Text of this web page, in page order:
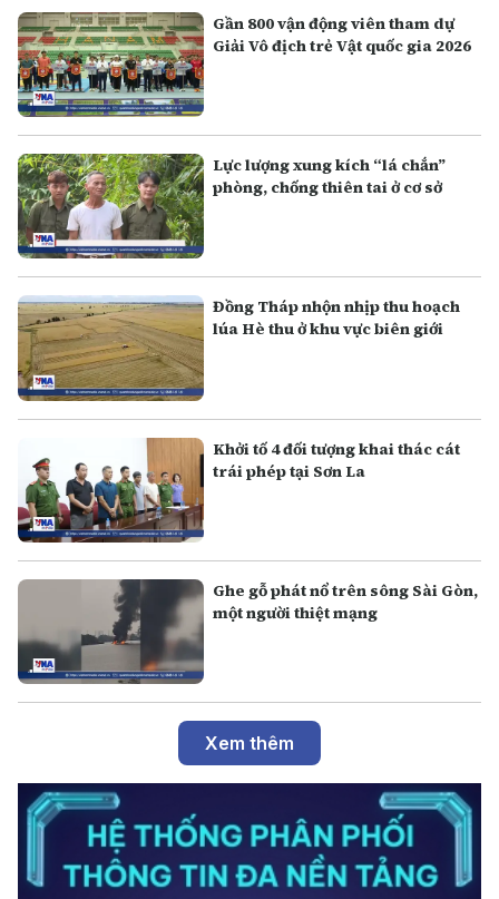
Gần 800 vận động viên tham dự
Giải Vô địch trẻ Vật quốc gia 2026
Lực lượng xung kích “lá chắn”
phòng, chống thiên tai ở cơ sở
Đồng Tháp nhộn nhịp thu hoạch
lúa Hè thu ở khu vực biên giới
Khởi tố 4 đối tượng khai thác cát
trái phép tại Sơn La
Ghe gỗ phát nổ trên sông Sài Gòn,
một người thiệt mạng
Xem thêm